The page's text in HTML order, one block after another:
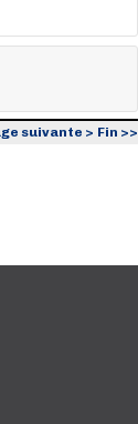
suivante > Fin >>